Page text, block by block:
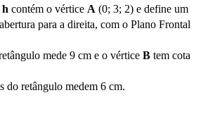
h contém o vértice A (0; 3; 2) e define um
para a direita, com o Plano Frontal
mede 9 cm e o vértice Btem cota
do retângulo medem 6 cm.